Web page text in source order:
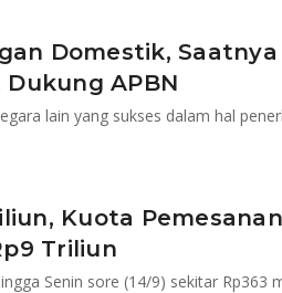
Domestik,
APBN
Kuota
Triliun
Senin sore (14/9) sekitar Rp363